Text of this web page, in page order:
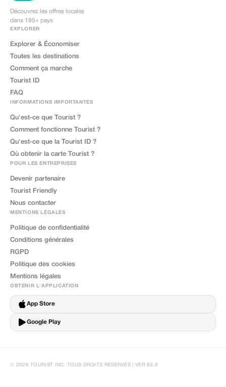
Découvrez les offres locales
dans 195+ pays
EXPLORER
Explorer & Économiser
Toutes les destinations
Comment ça marche
Tourist ID
FAQ
INFORMATIONS IMPORTANTES
Qu'est-ce que Tourist ?
Comment fonctionne Tourist ?
Qu'est-ce que la Tourist ID ?
Où obtenir la carte Tourist ?
POUR LES ENTREPRISES
Devenir partenaire
Tourist Friendly
Nous contacter
MENTIONS LÉGALES
Politique de confidentialité
Conditions générales
RGPD
Politique des cookies
Mentions légales
OBTENIR L'APPLICATION
App Store
Google Play
© 2026 TOURIST INC. TOUS DROITS RÉSERVÉS | VER 83.9